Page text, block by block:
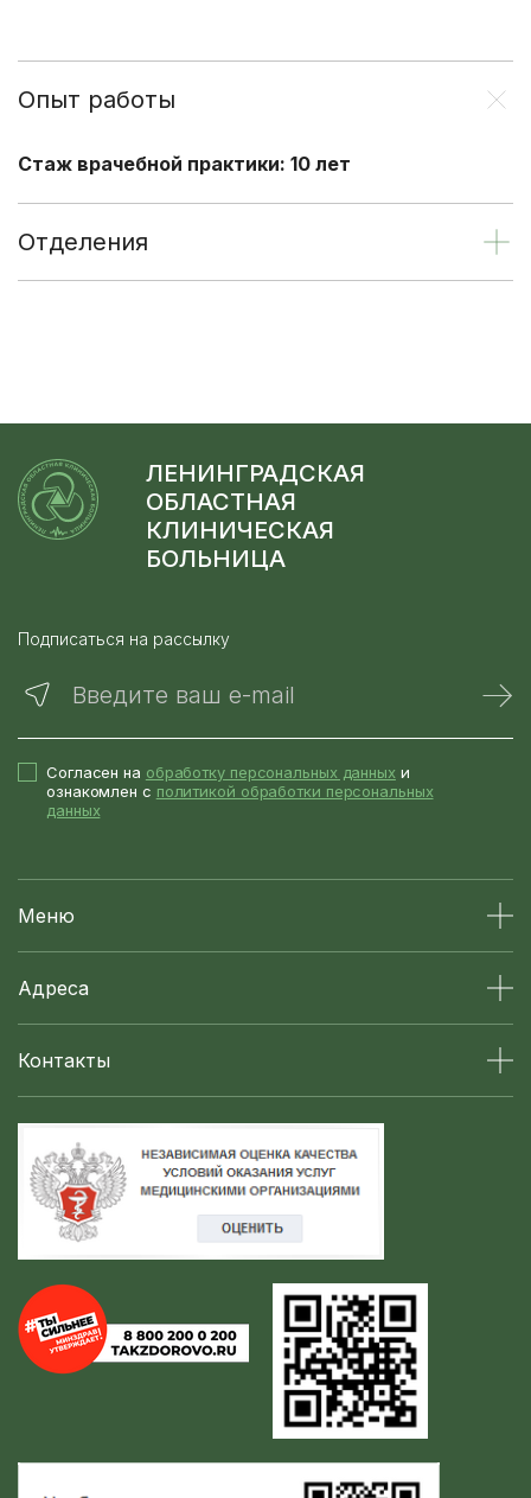
Опыт работы
Стаж врачебной практики: 10 лет
Отделения
ЛЕНИНГРАДСКАЯ
ОБЛАСТНАЯ
КЛИНИЧЕСКАЯ
БОЛЬНИЦА
Подписаться на рассылку
Введите ваш e-mail
Согласен на обработку персональных данных и
ознакомлен с политикой обработки персональных
данных
Меню
Адреса
Контакты